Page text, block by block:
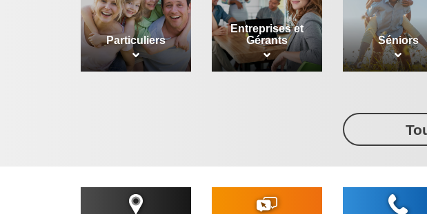
Particuliers
Entreprises et
Gérants
Séniors